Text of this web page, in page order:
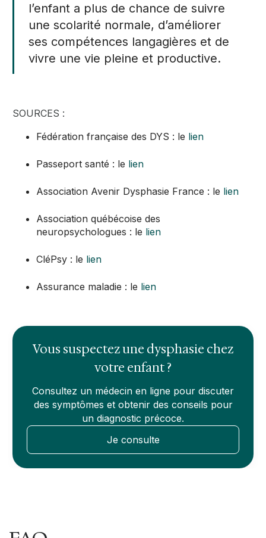
l’enfant a plus de chance de suivre
une scolarité normale, d’améliorer
ses compétences langagières et de
vivre une vie pleine et productive.
SOURCES :
Fédération française des DYS : le lien
Passeport santé : le lien
Association Avenir Dysphasie France : le lien
Association québécoise des
neuropsychologues : le lien
CléPsy : le lien
Assurance maladie : le lien
Vous suspectez une dysphasie chez
votre enfant ?
Consultez un médecin en ligne pour discuter
des symptômes et obtenir des conseils pour
un diagnostic précoce.
Je consulte